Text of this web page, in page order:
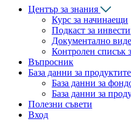
Център за знания
Курс за начинаещи
Подкаст за
Документално
Контролен списък
Въпросник
База данни за продуктите
База данни за
База данни за
Полезни съвети
Вход